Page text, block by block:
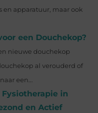
en apparatuur, maar ook
een Douchekop?
nieuwe douchekop
al verouderd of
een...
in
en Actief